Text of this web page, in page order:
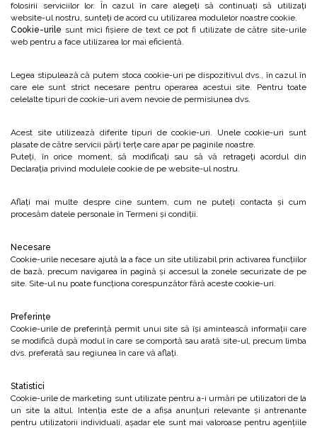
folosirii serviciilor lor. În cazul în care alegeți să continuați să utilizați
website-ul nostru, sunteți de acord cu utilizarea modulelor noastre cookie.
Cookie-urile sunt mici fişiere de text ce pot fi utilizate de către site-urile
web pentru a face utilizarea lor mai eficientă.
Legea stipulează că putem stoca cookie-uri pe dispozitivul dvs., în cazul în
care ele sunt strict necesare pentru operarea acestui site. Pentru toate
celelalte tipuri de cookie-uri avem nevoie de permisiunea dvs.
Acest site utilizează diferite tipuri de cookie-uri. Unele cookie-uri sunt
plasate de către servicii părţi terţe care apar pe paginile noastre.
Puteți, în orice moment, să modificați sau să vă retrageți acordul din
Declarația privind modulele cookie de pe website-ul nostru.
Aflați mai multe despre cine suntem, cum ne puteți contacta și cum
procesăm datele personale în Termeni și condiții.
Necesare
Cookie-urile necesare ajută la a face un site utilizabil prin activarea funcţiilor
de bază, precum navigarea în pagină şi accesul la zonele securizate de pe
site. Site-ul nu poate funcţiona corespunzător fără aceste cookie-uri.
Preferinţe
Cookie-urile de preferinţă permit unui site să îşi amintească informaţii care
se modifică după modul în care se comportă sau arată site-ul, precum limba
dvs. preferată sau regiunea în care vă aflaţi.
Statistici
Cookie-urile de marketing sunt utilizate pentru a-i urmări pe utilizatori de la
un site la altul. Intenţia este de a afişa anunţuri relevante şi antrenante
pentru utilizatorii individuali, aşadar ele sunt mai valoroase pentru agenţiile